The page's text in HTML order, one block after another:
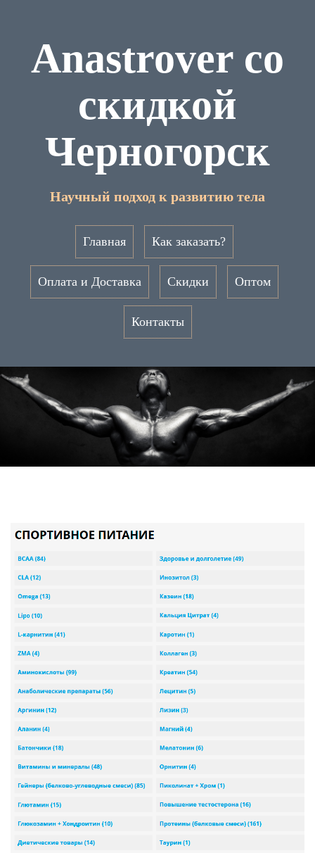
Anastrover со
скидкой
Черногорск
Научный подход к развитию тела
Главная Как заказать?
Оплата и Доставка Скидки Оптом
Контакты